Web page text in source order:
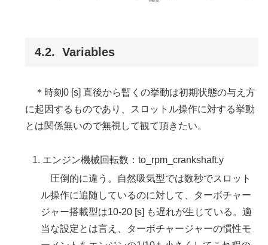
Variables
＊時刻0 [s] 直後から暫くの挙動は初期状態の与え方
に起因するものであり、スロットル操作に対する挙動
とは関係無いので無視して観て頂きたい。
エンジン機械回転数：to_rpm_crankshaft.y
圧倒的に違う。自然吸気型では数秒でスロット
ル操作に追随しているのに対して、ターボチャー
ジャー搭載型は10-20 [s] も遅れが生じている。適
当な設定とは言え、ターボチャージャーの慣性モ